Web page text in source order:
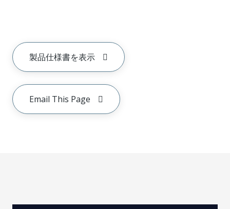
製品仕様書を表示
Email This Page